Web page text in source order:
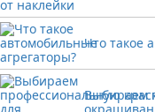
Что такое
Выбираем